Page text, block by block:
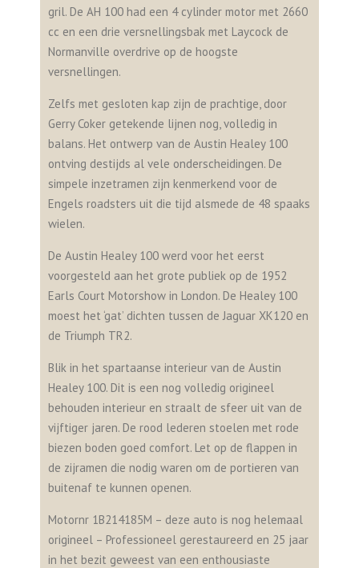
gril. De AH 100 had een 4 cylinder motor met 2660
cc en een drie versnellingsbak met Laycock de
Normanville overdrive op de hoogste
versnellingen.
Zelfs met gesloten kap zijn de prachtige, door
Gerry Coker getekende lijnen nog, volledig in
balans. Het ontwerp van de Austin Healey 100
ontving destijds al vele onderscheidingen. De
simpele inzetramen zijn kenmerkend voor de
Engels roadsters uit die tijd alsmede de 48 spaaks
wielen.
De Austin Healey 100 werd voor het eerst
voorgesteld aan het grote publiek op de 1952
Earls Court Motorshow in London. De Healey 100
moest het ‘gat’ dichten tussen de Jaguar XK120 en
de Triumph TR2.
Blik in het spartaanse interieur van de Austin
Healey 100. Dit is een nog volledig origineel
behouden interieur en straalt de sfeer uit van de
vijftiger jaren. De rood lederen stoelen met rode
biezen boden goed comfort. Let op de flappen in
de zijramen die nodig waren om de portieren van
buitenaf te kunnen openen.
Motornr 1B214185M – deze auto is nog helemaal
origineel – Professioneel gerestaureerd en 25 jaar
in het bezit geweest van een enthousiaste